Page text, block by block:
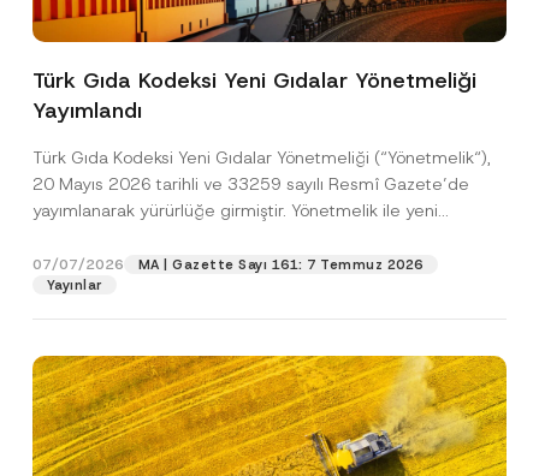
Türk Gıda Kodeksi Yeni Gıdalar Yönetmeliği
Yayımlandı
Türk Gıda Kodeksi Yeni Gıdalar Yönetmeliği (“Yönetmelik“),
20 Mayıs 2026 tarihli ve 33259 sayılı Resmî Gazete’de
yayımlanarak yürürlüğe girmiştir. Yönetmelik ile yeni
07/07/2026
MA | Gazette Sayı 161: 7 Temmuz 2026
Yayınlar
P
i
v
a
c
o
t
c
*
Bu iletişim formu aracılığıyla sağlanan kişisel
anladım.
A
p
o
v
*
Bu iletişim formunu göndererek,aydınlatma
metninde açıklanan şekilde kişisel verilerimin